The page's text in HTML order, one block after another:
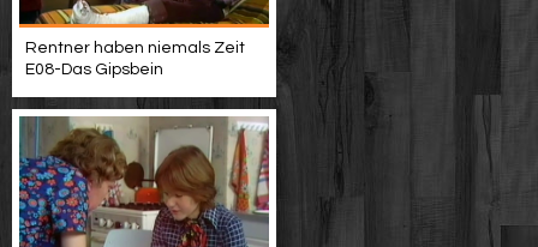
Rentner haben niemals Zeit
E08-Das Gipsbein